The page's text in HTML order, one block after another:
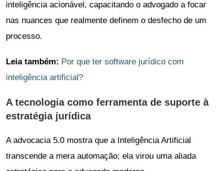
inteligência acionável, capacitando o advogado a focar
nas nuances que realmente definem o desfecho de um
processo.
Leia também: Por que ter software jurídico com
inteligência artificial?
A tecnologia como ferramenta de suporte à
estratégia jurídica
A advocacia 5.0 mostra que a Inteligência Artificial
transcende a mera automação; ela virou uma aliada